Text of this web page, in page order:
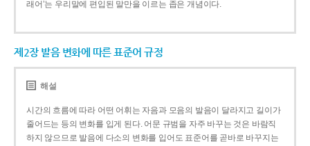
래어’는 우리말에 편입된 말만을 이르는 좁은 개념이다.
제2장 발음 변화에 따른 표준어 규정
해설
시간의 흐름에 따라 어떤 어휘는 자음과 모음의 발음이 달라지고 길이가
줄어드는 등의 변화를 입게 된다. 어문 규범을 자주 바꾸는 것은 바람직
하지 않으므로 발음에 다소의 변화를 입어도 표준어를 곧바로 바꾸지는